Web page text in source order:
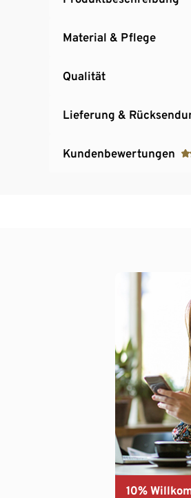
Material & Pflege
Qualität
Lieferung &
Kundenbewertungen
10%